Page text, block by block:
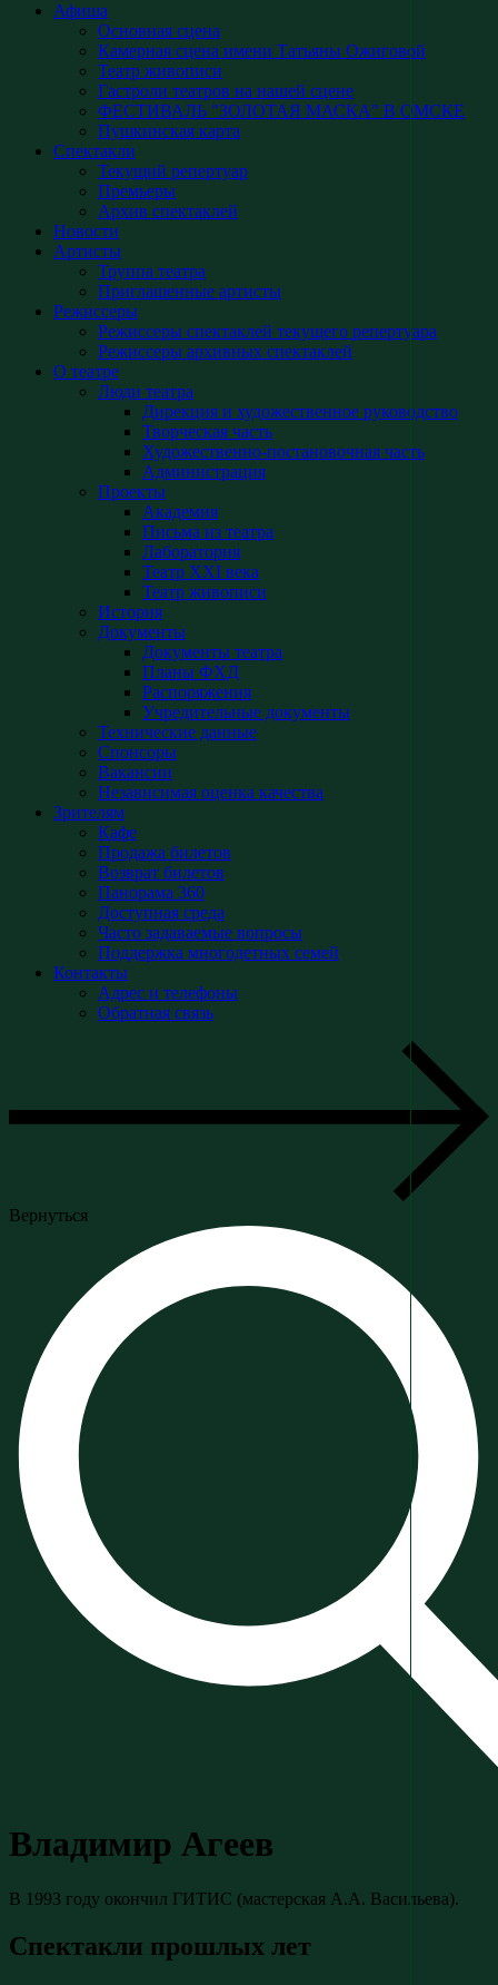
Афиша
Основная сцена
Камерная сцена имени Татьяны Ожиговой
Театр живописи
Гастроли театров на нашей сцене
ФЕСТИВАЛЬ "ЗОЛОТАЯ МАСКА" В ОМСКЕ
Пушкинская карта
Спектакли
Текущий репертуар
Премьеры
Архив спектаклей
Новости
Артисты
Труппа театра
Приглашенные артисты
Режиссеры
Режиссеры спектаклей текущего репертуара
Режиссеры архивных спектаклей
О театре
Люди театра
Дирекция и художественное руководство
Творческая часть
Художественно-постановочная часть
Администрация
Проекты
Академия
Письма из театра
Лаборатория
Театр XXI века
Театр живописи
История
Документы
Документы театра
Планы ФХД
Распоряжения
Учредительные документы
Технические данные
Спонсоры
Вакансии
Независимая оценка качества
Зрителям
Кафе
Продажа билетов
Возврат билетов
Панорама 360
Доступная среда
Часто задаваемые вопросы
Поддержка многодетных семей
Контакты
Адрес и телефоны
Обратная связь
Вернуться
Владимир Агеев
В 1993 году окончил ГИТИС (мастерская А.А. Васильева).
Спектакли прошлых лет